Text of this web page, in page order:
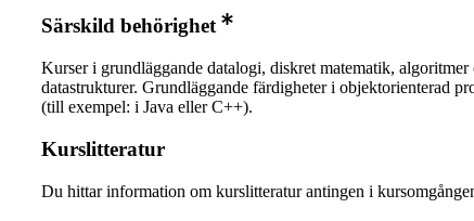
Särskild behörighet
Kurser i grundläggande datalogi, diskret matematik, algoritmer
datastrukturer. Grundläggande färdigheter i objektorienterad
(till exempel: i Java eller C++).
Kurslitteratur
Du hittar information om kurslitteratur antingen i